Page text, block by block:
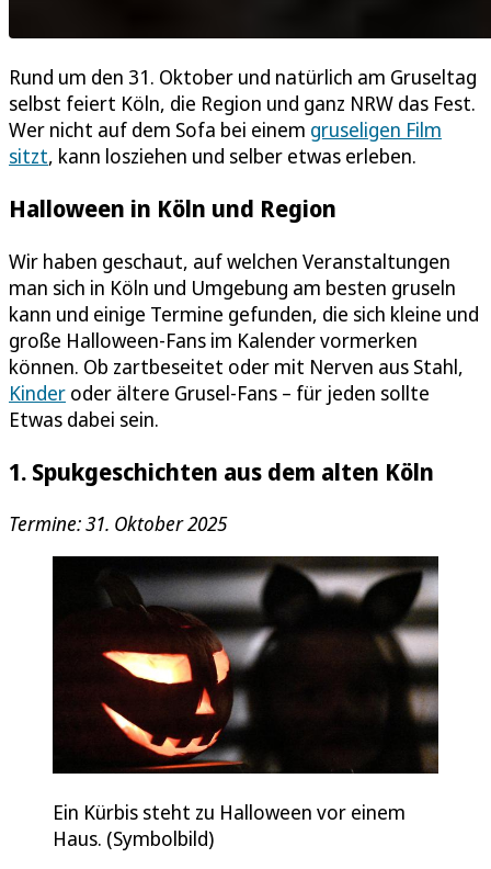
Rund um den 31. Oktober und natürlich am Gruseltag
selbst feiert Köln, die Region und ganz NRW das Fest.
Wer nicht auf dem Sofa bei einem gruseligen Film
sitzt, kann losziehen und selber etwas erleben.
Halloween in Köln und Region
Wir haben geschaut, auf welchen Veranstaltungen
man sich in Köln und Umgebung am besten gruseln
kann und einige Termine gefunden, die sich kleine und
große Halloween-Fans im Kalender vormerken
können. Ob zartbeseitet oder mit Nerven aus Stahl,
Kinder oder ältere Grusel-Fans – für jeden sollte
Etwas dabei sein.
1. Spukgeschichten aus dem alten Köln
Termine: 31. Oktober 2025
Ein Kürbis steht zu Halloween vor einem
Haus. (Symbolbild)